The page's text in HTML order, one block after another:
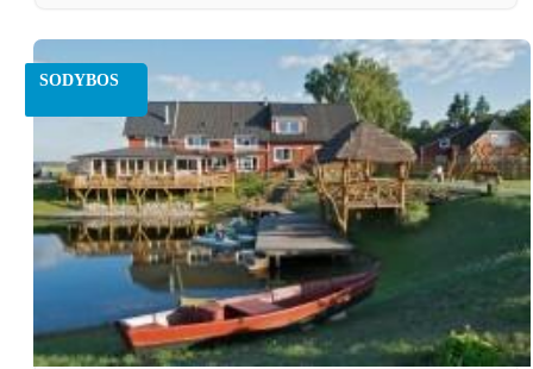
SODYBOS